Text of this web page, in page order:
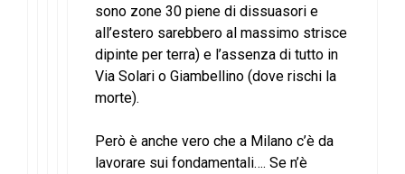
sono zone 30 piene di dissuasori e
all’estero sarebbero al massimo strisce
dipinte per terra) e l’assenza di tutto in
Via Solari o Giambellino (dove rischi la
morte).
Però è anche vero che a Milano c’è da
lavorare sui fondamentali…. Se n’è